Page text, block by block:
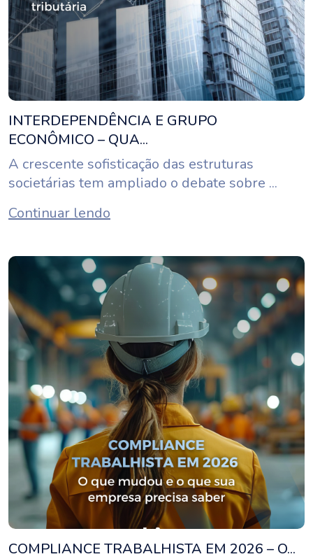
INTERDEPENDÊNCIA E GRUPO
ECONÔMICO – QUA...
A crescente sofisticação das estruturas
societárias tem ampliado o debate sobre ...
Continuar lendo
COMPLIANCE TRABALHISTA EM 2026 – O...